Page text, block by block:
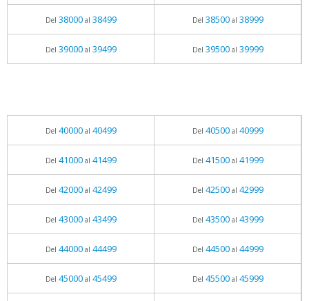
Del 38000al 38499 Del 38500al 38999
Del 39000al 39499 Del 39500al 39999
Del 40000al 40499 Del 40500al 40999
Del 41000al 41499 Del 41500al 41999
Del 42000al 42499 Del 42500al 42999
Del 43000al 43499 Del 43500al 43999
Del 44000al 44499 Del 44500al 44999
Del 45000al 45499 Del 45500al 45999